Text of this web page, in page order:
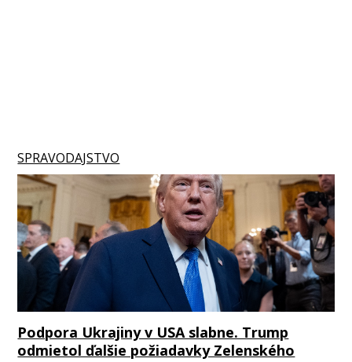
SPRAVODAJSTVO
Podpora Ukrajiny v USA slabne. Trump
odmietol ďalšie požiadavky Zelenského